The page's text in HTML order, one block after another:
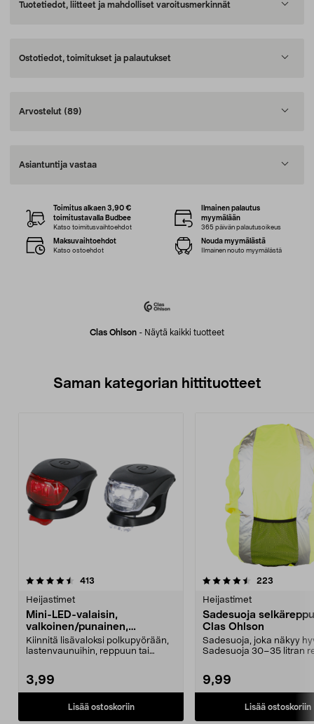
Tuotetiedot, liitteet ja mahdolliset varoitusmerkinnät
Ostotiedot, toimitukset ja palautukset
Arvostelut (89)
Asiantuntija vastaa
Clas Ohlson - Näytä kaikki tuotteet
Toimitus alkaen 3,90 €
toimitustavalla Budbee
Katso toimitusvaihtoehdot
Ilmainen palautus
myymälään
365 päivän palautusoikeus
Maksuvaihtoehdot
Katso ostoehdot
Nouda myymälästä
Ilmainen nouto myymälästä
Saman kategorian hittituotteet
413
Heijastimet
Mini-LED-valaisin,
valkoinen/punainen,
kuminauha, 2 kpl
Kiinnitä lisävaloksi polkupyörään,
lastenvaunuihin, reppuun tai
3,99
Lisää ostoskoriin
4.5 viidestä
223
Heijastimet
Sadesuoja
Clas Ohlson
Sadesuoja, joka näkyy
Sadesuoja 30–35 litran
9,99
Lisää ostoskoriin
4.5 viidestä